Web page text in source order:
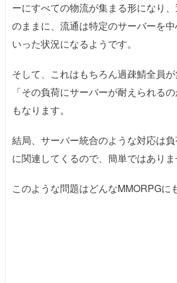
ーにすべての物流が集まる形になり
のままに、流通は特定のサーバーを
いった状況になるようです。
そして、これはもちろん過疎鯖全員
「その負荷にサーバーが耐えられる
もなります。
結局、サーバー統合のような対応は
に関連してくるので、簡単ではありま
このような問題はどんなMMORPGに